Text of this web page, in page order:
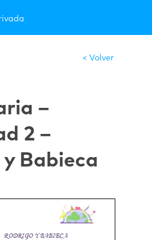
< Volver
–
2 –
y Babieca